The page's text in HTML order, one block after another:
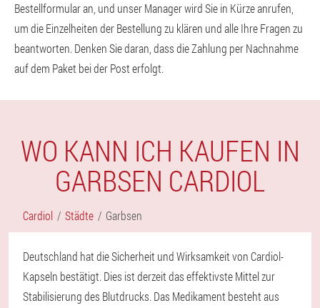
Bestellformular an, und unser Manager wird Sie in Kürze anrufen,
um die Einzelheiten der Bestellung zu klären und alle Ihre Fragen zu
beantworten. Denken Sie daran, dass die Zahlung per Nachnahme
auf dem Paket bei der Post erfolgt.
WO KANN ICH KAUFEN IN
GARBSEN CARDIOL
Cardiol Städte Garbsen
Deutschland hat die Sicherheit und Wirksamkeit von Cardiol-
Kapseln bestätigt. Dies ist derzeit das effektivste Mittel zur
Stabilisierung des Blutdrucks. Das Medikament besteht aus